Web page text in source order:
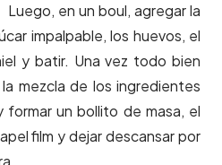
en un boul, agregar la
impalpable, los huevos, el
y batir. Una vez todo bien
mezcla de los ingredientes
un bollito de masa, el
film y dejar descansar por